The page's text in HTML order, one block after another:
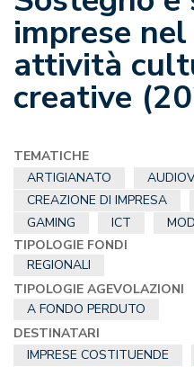
imprese
attività
creative
TEMATICHE
ARTIGIANATO
CREAZIONE DI IMPRESA
GAMING
ICT
TIPOLOGIE FONDI
REGIONALI
TIPOLOGIE AGEVOLAZIONI
A FONDO PERDUTO
DESTINATARI
IMPRESE COSTITUENDE